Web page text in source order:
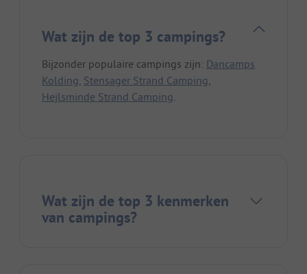
Wat zijn de top 3 campings?
Bijzonder populaire campings zijn: Dancamps
Kolding, Stensager Strand Camping,
Hejlsminde Strand Camping.
Wat zijn de top 3 kenmerken
van campings?